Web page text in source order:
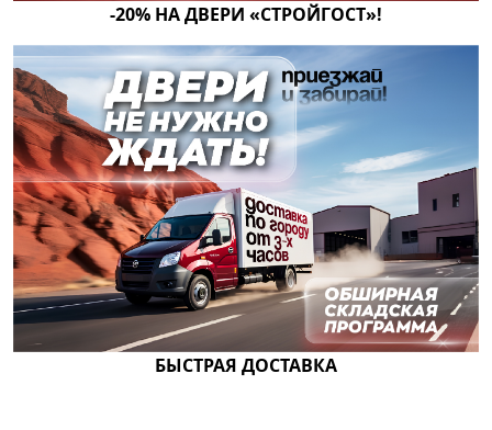
-20% НА ДВЕРИ ‭«СТРОЙГОСТ‭»!
БЫСТРАЯ ДОСТАВКА